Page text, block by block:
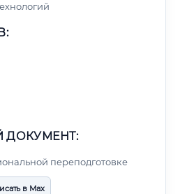
переподготовке
в Max